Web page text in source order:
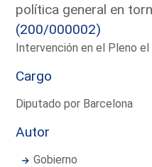
política general en
(200/000002)
Intervención en el Pleno
Cargo
Diputado por Barcelona
Autor
Gobierno